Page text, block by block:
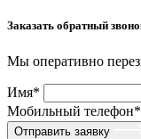
Заказать обратный
Мы оперативно
Имя*
Мобильный телефон*
Отправить заявку